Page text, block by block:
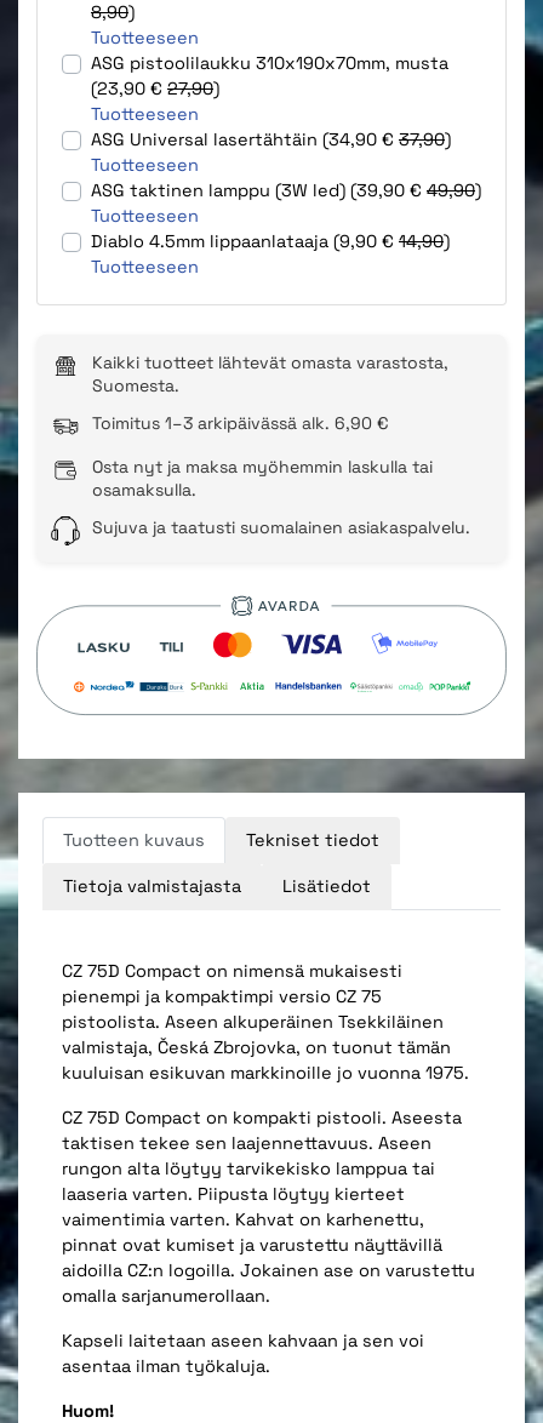
8,90)
Tuotteeseen
ASG pistoolilaukku 310x190x70mm, musta
(23,90 € 27,90)
Tuotteeseen
ASG Universal lasertähtäin (34,90 € 37,90)
Tuotteeseen
ASG taktinen lamppu (3W led) (39,90 € 49,90)
Tuotteeseen
Diablo 4.5mm lippaanlataaja (9,90 € 14,90)
Tuotteeseen
Kaikki tuotteet lähtevät omasta varastosta,
Suomesta.
Toimitus 1–3 arkipäivässä alk. 6,90 €
Osta nyt ja maksa myöhemmin laskulla tai
osamaksulla.
Sujuva ja taatusti suomalainen asiakaspalvelu.
Tuotteen kuvaus Tekniset tiedot
Tietoja valmistajasta Lisätiedot
CZ 75D Compact on nimensä mukaisesti
pienempi ja kompaktimpi versio CZ 75
pistoolista. Aseen alkuperäinen Tsekkiläinen
valmistaja, Česká Zbrojovka, on tuonut tämän
kuuluisan esikuvan markkinoille jo vuonna 1975.
CZ 75D Compact on kompakti pistooli. Aseesta
taktisen tekee sen laajennettavuus. Aseen
rungon alta löytyy tarvikekisko lamppua tai
laaseria varten. Piipusta löytyy kierteet
vaimentimia varten. Kahvat on karhenettu,
pinnat ovat kumiset ja varustettu näyttävillä
aidoilla CZ:n logoilla. Jokainen ase on varustettu
omalla sarjanumerollaan.
Kapseli laitetaan aseen kahvaan ja sen voi
asentaa ilman työkaluja.
Huom!